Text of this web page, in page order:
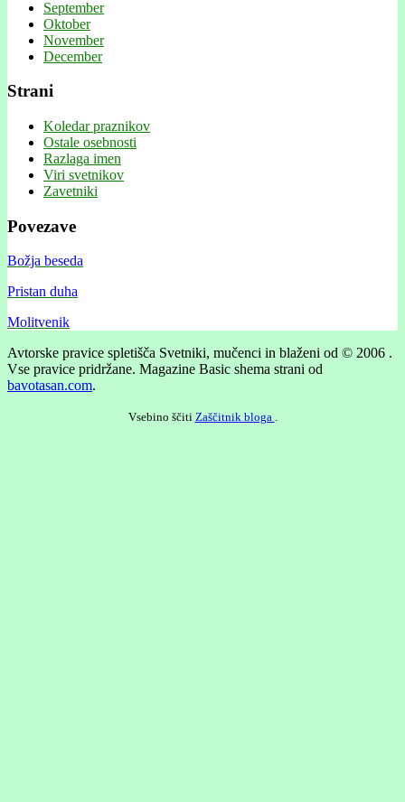
September
Oktober
November
December
Strani
Koledar praznikov
Ostale osebnosti
Razlaga imen
Viri svetnikov
Zavetniki
Povezave
Božja beseda
Pristan duha
Molitvenik
Avtorske pravice spletišča Svetniki, mučenci in blaženi od © 2006 .
Vse pravice pridržane. Magazine Basic shema strani od
bavotasan.com.
Vsebino ščiti Zaščitnik bloga .